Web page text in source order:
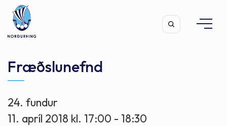
Leita
Fræðslunefnd
24. fundur
11. apríl 2018 kl. 17:00 - 18:30